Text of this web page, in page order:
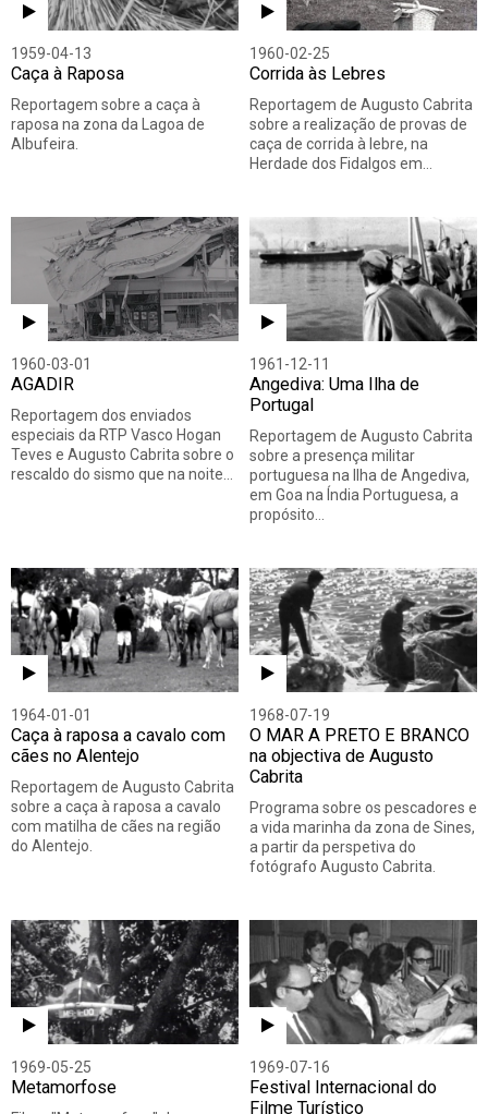
1959-04-13
Caça à Raposa
Reportagem sobre a caça à
raposa na zona da Lagoa de
Albufeira.
1960-02-25
Corrida às Lebres
Reportagem de Augusto Cabrita
sobre a realização de provas de
caça de corrida à lebre, na
Herdade dos Fidalgos em…
1960-03-01
AGADIR
Reportagem dos enviados
especiais da RTP Vasco Hogan
Teves e Augusto Cabrita sobre o
rescaldo do sismo que na noite…
1961-12-11
Angediva: Uma Ilha de
Portugal
Reportagem de Augusto Cabrita
sobre a presença militar
portuguesa na Ilha de Angediva,
em Goa na Índia Portuguesa, a
propósito…
1964-01-01
Caça à raposa a cavalo com
cães no Alentejo
Reportagem de Augusto Cabrita
sobre a caça à raposa a cavalo
com matilha de cães na região
do Alentejo.
1968-07-19
O MAR A PRETO E BRANCO
na objectiva de Augusto
Cabrita
Programa sobre os pescadores e
a vida marinha da zona de Sines,
a partir da perspetiva do
fotógrafo Augusto Cabrita.
1969-05-25
Metamorfose
1969-07-16
Festival Internacional do
Filme Turístico